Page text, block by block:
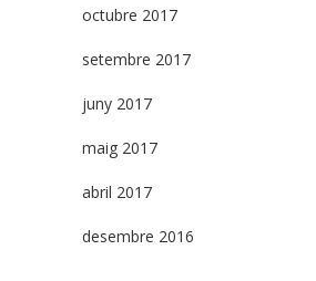
octubre 2017
setembre 2017
juny 2017
maig 2017
abril 2017
desembre 2016